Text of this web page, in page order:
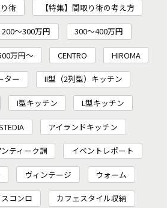
術 【特集】間取り術の考え方
200〜300万円 300～400万円
万円～ CENTRO HIROMA
ター II型（2列型）キッチン
I型キッチン L型キッチン
アイランドキッチン
ンティーク調 イベントレポート
ヴィンテージ ウォーム
コンロ カフェスタイル収納